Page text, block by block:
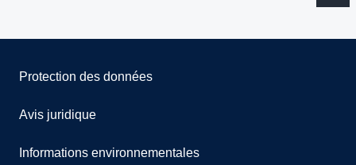
Protection des données
Avis juridique
Informations environnementales